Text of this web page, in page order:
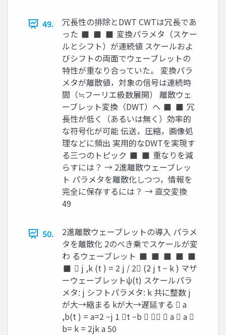
49.
冗長性の排除とDWT CWTは冗長であ
った ◼ ◼ ◼ 変換パラメタ（スケー
ルとシフト）が連続値 スケールおよ
びシフトの両面でウェーブレットの
特性が重なり合っていた。 変換パラ
メタが離散値，対象の信号は連続時
間（≒フーリエ級数展開） 離散ウェ
ーブレット変換（DWT）へ ◼ ◼ 冗
長性が低く（あるいは無く）効率的
な符号化が可能 伝送，圧縮，画像処
理などに頻出 実用的なDWTを実現す
る三つのトピック ◼ ◼ 重なりを減
らすには？ → 2進離散ウェーブレッ
ト パラメタを離散化しつつ，情報を
完全に保存するには？ → 直交変換
49
50.
2進離散ウェーブレットの導入 パラメ
タを離散化 2のべき乗でスケールが変
わ るウェーブレット ◼ ◼ ◼ ◼ ◼
◼  j ,k (t ) = 2 j / 2 (2 j t − k ) マザ
ーウェーブレットψ(t) スケールパラ
メタ: j シフトパラメタ: k 共に整数 j
が大→縮まる kが大→遅延する  a
,b(t ) = a=2 −j 1 t −b    a  a 
b= k = 2jk a 50